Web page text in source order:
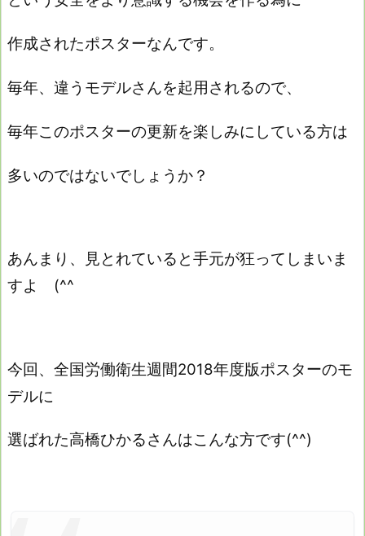
作成されたポスターなんです。
毎年、違うモデルさんを起用されるので、
毎年このポスターの更新を楽しみにしている方は
多いのではないでしょうか？
あんまり、見とれていると手元が狂ってしまいま
すよ (^^ゞ
今回、全国労働衛生週間2018年度版ポスターのモ
デルに
選ばれた高橋ひかるさんはこんな方です(^^)